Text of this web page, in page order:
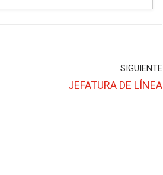
SIGUIENTE
JEFATURA DE LÍNEA